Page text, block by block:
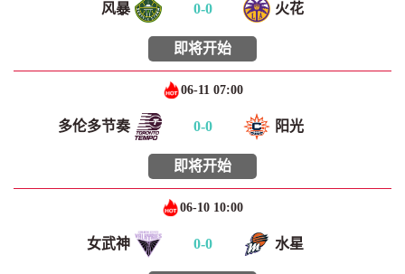
风暴 0-0 火花
即将开始
06-11 07:00
多伦多节奏 0-0 阳光
即将开始
06-10 10:00
女武神 0-0 水星